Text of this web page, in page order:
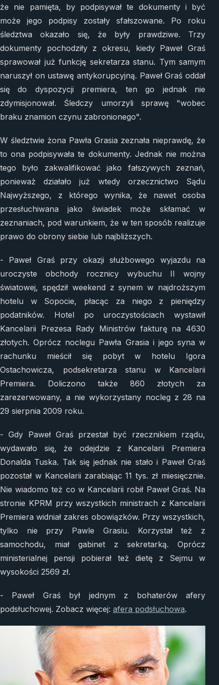
że nie pamięta, by podpisywał te dokumenty i być
może jego podpisy zostały sfałszowane. Po roku
śledztwa okazało się, że były prawdziwe. Trzy
dokumenty pochodziły z okresu, kiedy Paweł Graś
sprawował już funkcję sekretarza stanu. Tym samym
naruszył on ustawę antykorupcyjną. Paweł Graś oddał
się do dyspozycji premiera, ten go jednak nie
zdymisjonował. Śledczy umorzyli sprawę "wobec
braku znamion czynu zabronionego".
W śledztwie żona Pawła Grasia zeznała nieprawdę, że
to ona podpisywała te dokumenty. Jednak nie można
tego było zakwalifikować jako fałszywych zeznań,
ponieważ działało już wtedy orzecznictwo Sądu
Najwyższego, z którego wynika, że nawet osoba
przesłuchiwana jako świadek może skłamać w
zeznaniach, pod warunkiem, że w ten sposób realizuje
prawo do obrony siebie lub najbliższych.
- Paweł Graś przy okazji służbowego wyjazdu na
uroczyste obchody rocznicy wybuchu II wojny
światowej, spędził weekend z synem w najdroższym
hotelu w Sopocie, płacąc za niego z pieniędzy
podatników. Hotel po uroczystościach wystawił
Kancelarii Prezesa Rady Ministrów fakturę na 4630
złotych. Oprócz noclegu Pawła Grasia i jego syna w
rachunku mieścił się pobyt w hotelu Igora
Ostachowicza, podsekretarza stanu w Kancelarii
Premiera. Doliczono także 860 złotych za
zarezerwowany, a nie wykorzystany nocleg z 28 na
29 sierpnia 2009 roku.
- Gdy Paweł Graś przestał być rzecznikiem rządu,
wydawało się, że odejdzie z Kancelarii Premiera
Donalda Tuska. Tak się jednak nie stało i Paweł Graś
pozostał w Kancelarii zarabiając 11 tys. zł miesięcznie.
Nie wiadomo też co w Kancelarii robił Paweł Graś. Na
stronie KPRM przy wszystkich ministrach z Kancelarii
Premiera widniał zakres obowiązków. Przy wszystkich,
tylko nie przy Pawle Grasiu. Korzystał też z
samochodu, miał gabinet z sekretarką. Oprócz
ministerialnej pensji pobierał też dietę z Sejmu w
wysokości 2569 zł.
- Paweł Graś był jednym z bohaterów afery
podsłuchowej. Zobacz więcej: afera podsłuchowa.